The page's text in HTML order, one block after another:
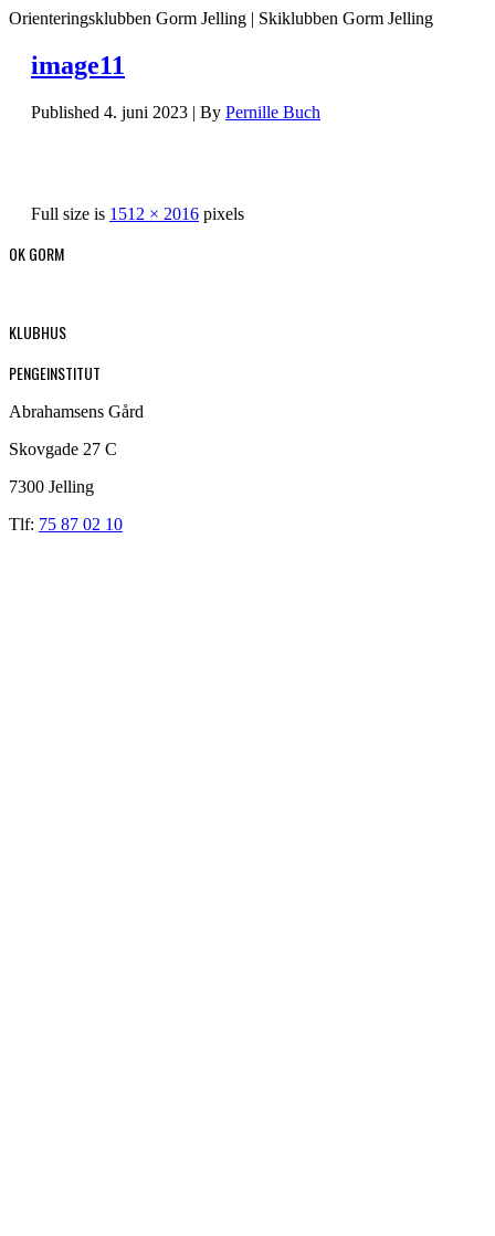
Orienteringsklubben Gorm Jelling | Skiklubben Gorm Jelling
image11
Published 4. juni 2023 | By Pernille Buch
Full size is 1512 × 2016 pixels
OK GORM
KLUBHUS
PENGEINSTITUT
Abrahamsens Gård
Skovgade 27 C
7300 Jelling
Tlf: 75 87 02 10